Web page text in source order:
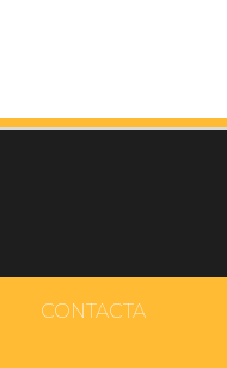
CONTACTA